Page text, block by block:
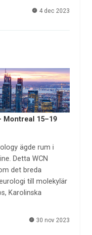
4 dec 2023
Montreal 15–19
ägde rum i
Detta WCN
det breda
till molekylär
Karolinska
30 nov 2023